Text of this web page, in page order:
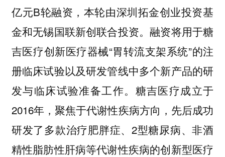
亿元B轮融资，本轮由深圳拓金创业投资基
金和无锡国联新创联合投资。融资将用于糖
吉医疗创新医疗器械“胃转流支架系统”的注
册临床试验以及研发管线中多个新产品的研
发与临床试验准备工作。糖吉医疗成立于
2016年，聚焦于代谢性疾病方向，先后成功
研发了多款治疗肥胖症、2型糖尿病、非酒
精性脂肪性肝病等代谢性疾病的创新型医疗